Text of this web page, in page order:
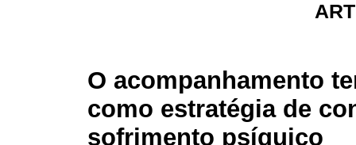
O acompanhamento
como estratégia de
sofrimento psíquico